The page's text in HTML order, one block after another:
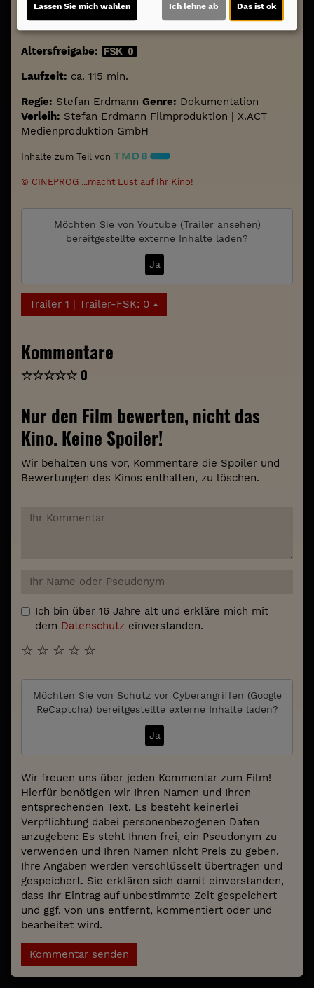
Altersfreigabe:
Laufzeit: ca. 115 min.
Regie: Stefan Erdmann Genre: Dokumentation
Verleih: Stefan Erdmann Filmproduktion | X.ACT
Medienproduktion GmbH
Inhalte zum Teil von
© CINEPROG ...macht Lust auf Ihr Kino!
Möchten Sie von Youtube (Trailer ansehen)
bereitgestellte externe Inhalte laden?
Ja
Trailer 1 | Trailer-FSK: 0
Kommentare
☆☆☆☆☆ 0
Nur den Film bewerten, nicht das
Kino. Keine Spoiler!
Wir behalten uns vor, Kommentare die Spoiler und
Bewertungen des Kinos enthalten, zu löschen.
Ich bin über 16 Jahre alt und erkläre mich mit
dem Datenschutz einverstanden.
☆
☆
☆
☆
☆
Möchten Sie von Schutz vor Cyberangriffen (Google
ReCaptcha) bereitgestellte externe Inhalte laden?
Ja
Wir freuen uns über jeden Kommentar zum Film!
Hierfür benötigen wir Ihren Namen und Ihren
entsprechenden Text. Es besteht keinerlei
Verpflichtung dabei personenbezogenen Daten
anzugeben: Es steht Ihnen frei, ein Pseudonym zu
verwenden und Ihren Namen nicht Preis zu geben.
Ihre Angaben werden verschlüsselt übertragen und
gespeichert. Sie erklären sich damit einverstanden,
dass Ihr Eintrag auf unbestimmte Zeit gespeichert
und ggf. von uns entfernt, kommentiert oder und
bearbeitet wird.
Kommentar senden
Lassen Sie mich wählen Ich lehne ab Das ist ok